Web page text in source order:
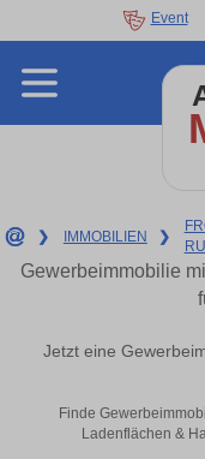
Event
❯ IMMOBILIEN ❯
Gewerbeimmobilie
Jetzt eine
Finde
Ladenflächen &